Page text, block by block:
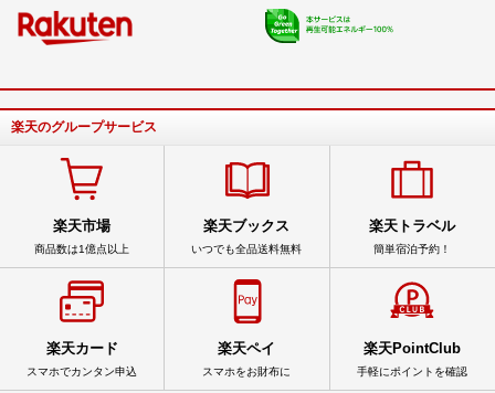
楽天のグループサービス
楽天市場
商品数は1億点以上
楽天ブックス
いつでも全品送料無料
楽天トラベル
簡単宿泊予約！
楽天カード
スマホでカンタン申込
楽天ペイ
スマホをお財布に
楽天PointClub
手軽にポイントを確認